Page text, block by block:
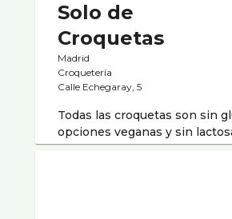
Solo de
Croquetas
Madrid
Croquetería
Calle Echegaray, 5
Todas las croquetas son sin
opciones veganas y sin